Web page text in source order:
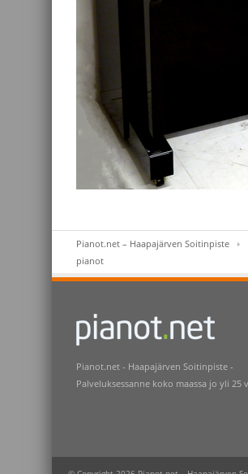
Pianot.net – Haapajärven Soitinpiste
pianot
Pianot.net - Haapajärven Soitinpiste -
Palveluksessanne koko maassa jo yli 25